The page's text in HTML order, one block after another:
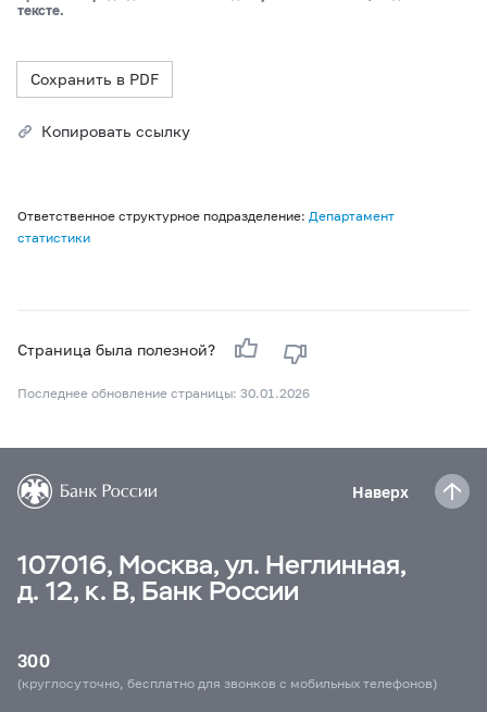
тексте.
Сохранить в PDF
Копировать ссылку
Ответственное структурное подразделение: Департамент
статистики
Страница была полезной?
Последнее обновление страницы: 30.01.2026
Наверх
107016, Москва, ул. Неглинная,
д. 12, к. В, Банк России
300
(круглосуточно, бесплатно для звонков с мобильных телефонов)